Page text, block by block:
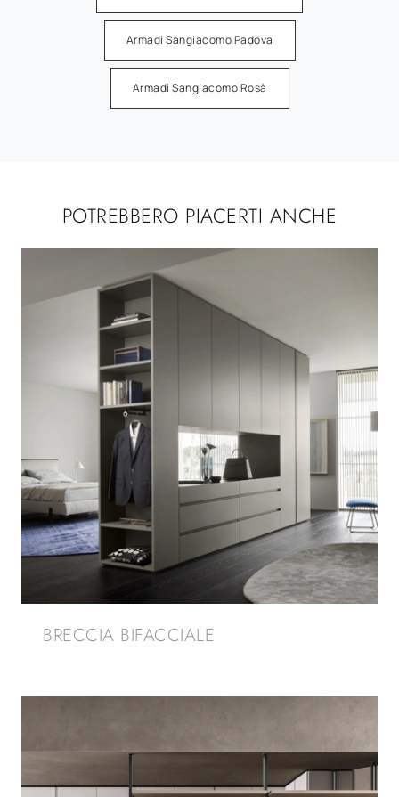
Armadi Sangiacomo Padova
Armadi Sangiacomo Rosà
POTREBBERO PIACERTI ANCHE
BRECCIA BIFACCIALE